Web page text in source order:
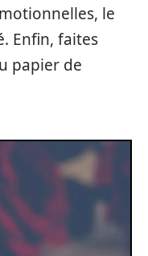
le
Enfin, faites
papier de